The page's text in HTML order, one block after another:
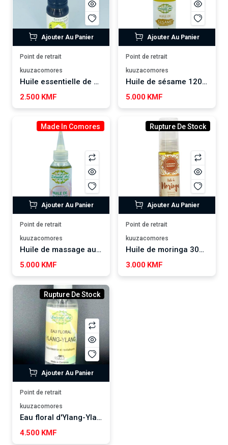
Ajouter Au Panier
Point de retrait
kuuzacomores
Huile essentielle de girofle Spicy love BIOZEN
2.500 KMF
Ajouter Au Panier
Point de retrait
kuuzacomores
Huile de sésame 120ml SALSABIL ART
5.000 KMF
Made In Comores
Ajouter Au Panier
Point de retrait
kuuzacomores
Huile de massage au coco, nigelle, sésame et olive 120ml SALSABIL ART
5.000 KMF
Rupture De Stock
Ajouter Au Panier
Point de retrait
kuuzacomores
Huile de moringa 30ML
3.000 KMF
Rupture De Stock
Ajouter Au Panier
Point de retrait
kuuzacomores
Eau floral d'Ylang-Ylang 250ml SALSABIL ART
4.500 KMF